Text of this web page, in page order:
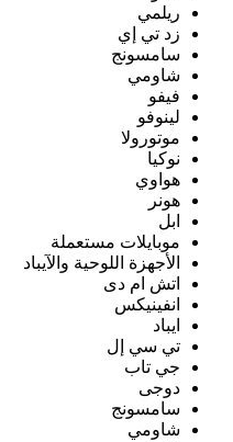
ريلمي
زد تي إي
سامسونج
شاومي
فيفو
لينوفو
موتورولا
نوكيا
هواوي
هونر
ابل
موبايلات مستعملة
الأجهزة اللوحية والآيباد
اتش ام دى
انفينيكس
ايباد
تي سي إل
جي تاب
دوجى
سامسونج
شاومي